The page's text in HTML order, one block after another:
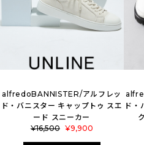
alfredoBANNISTER/アルフレッ
ド・バニスター キャップトゥ スエ
ード スニーカー
¥16,500 ¥9,900
ド・